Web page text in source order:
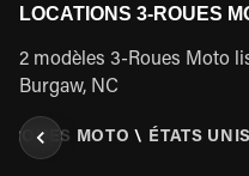
LOCATIONS 3-ROUES
2 modèles 3-Roues Moto
Burgaw, NC
ROUES MOTO \ ÉTATS UNIS